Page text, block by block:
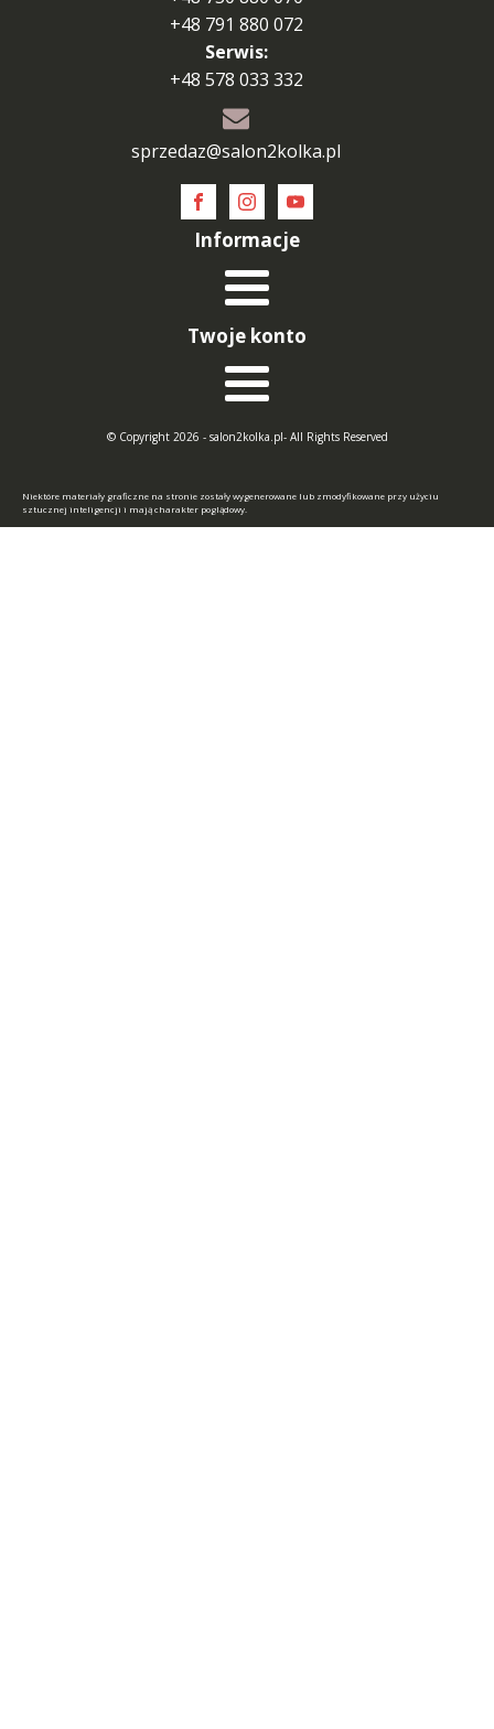
+48 791 880 072
Serwis:
+48 578 033 332
sprzedaz@salon2kolka.pl
Informacje
Twoje konto
© Copyright 2026 - salon2kolka.pl- All Rights Reserved
Niektóre materiały graficzne na stronie zostały wygenerowane lub zmodyfikowane przy użyciu
sztucznej inteligencji i mają charakter poglądowy.